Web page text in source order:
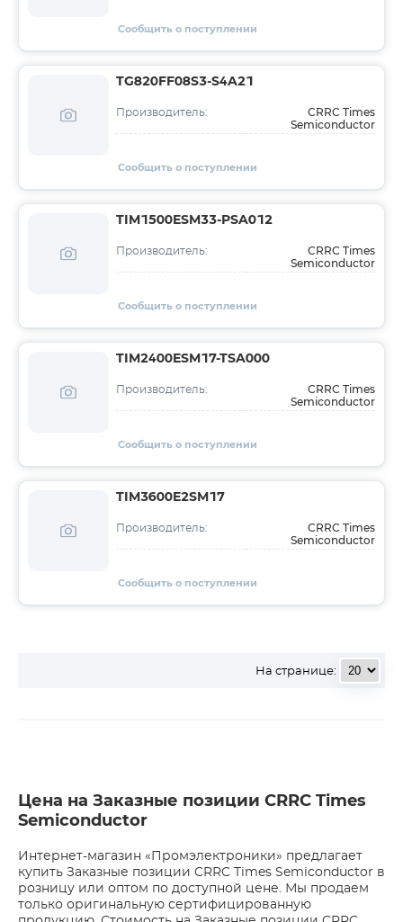
Сообщить о поступлении
TG820FF08S3-S4A21
Производитель:
CRRC Times
Semiconductor
Сообщить о поступлении
TIM1500ESM33-PSA012
Производитель:
CRRC Times
Semiconductor
Сообщить о поступлении
TIM2400ESM17-TSA000
Производитель:
CRRC Times
Semiconductor
Сообщить о поступлении
TIM3600E2SM17
Производитель:
CRRC Times
Semiconductor
Сообщить о поступлении
На странице:
Цена на Заказные позиции CRRC Times
Semiconductor
Интернет-магазин «Промэлектроники» предлагает
купить Заказные позиции CRRC Times Semiconductor в
розницу или оптом по доступной цене. Мы продаем
только оригинальную сертифицированную